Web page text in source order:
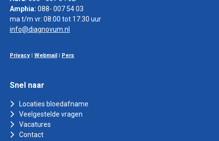
Amphia: 088- 007 54 03
ma t/m vr: 08:00 tot 17:30 uur
info@diagnovum.nl
Privacy Webmail Pers
Snel naar
Locaties bloedafname
Veelgestelde vragen
Vacatures
Contact